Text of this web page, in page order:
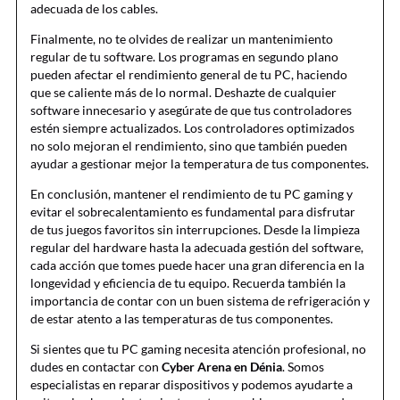
adecuada de los cables.
Finalmente, no te olvides de realizar un mantenimiento
regular de tu software. Los programas en segundo plano
pueden afectar el rendimiento general de tu PC, haciendo
que se caliente más de lo normal. Deshazte de cualquier
software innecesario y asegúrate de que tus controladores
estén siempre actualizados. Los controladores optimizados
no solo mejoran el rendimiento, sino que también pueden
ayudar a gestionar mejor la temperatura de tus componentes.
En conclusión, mantener el rendimiento de tu PC gaming y
evitar el sobrecalentamiento es fundamental para disfrutar
de tus juegos favoritos sin interrupciones. Desde la limpieza
regular del hardware hasta la adecuada gestión del software,
cada acción que tomes puede hacer una gran diferencia en la
longevidad y eficiencia de tu equipo. Recuerda también la
importancia de contar con un buen sistema de refrigeración y
de estar atento a las temperaturas de tus componentes.
Si sientes que tu PC gaming necesita atención profesional, no
dudes en contactar con Cyber Arena en Dénia. Somos
especialistas en reparar dispositivos y podemos ayudarte a